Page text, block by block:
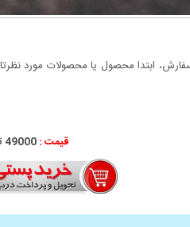
ابتدا محصول یا محصولات مورد
قیمت :49000 تومان